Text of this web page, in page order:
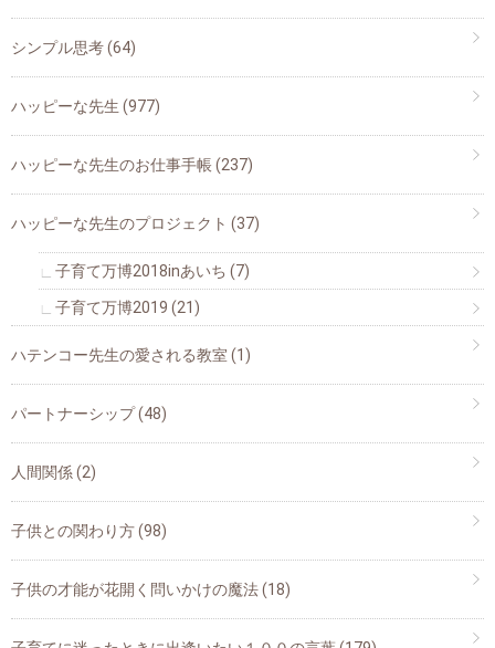
シンプル思考(64)
ハッピーな先生 (977)
ハッピーな先生のお仕事手帳 (237)
ハッピーな先生のプロジェクト (37)
子育て万博2018inあいち (7)
子育て万博2019 (21)
ハテンコー先生の愛される教室 (1)
パートナーシップ(48)
人間関係(2)
子供との関わり方(98)
子供の才能が花開く問いかけの魔法(18)